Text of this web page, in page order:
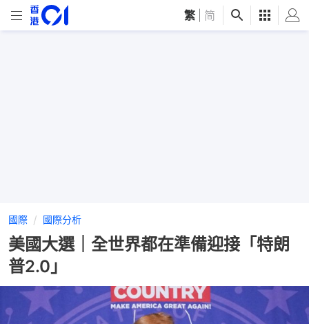
繁 简
國際 國際分析
美國大選｜全世界都在準備迎接「特朗
普2.0」